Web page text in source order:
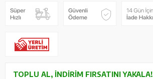
TOPLU AL, İNDIRIM FIRSATINI YAKALA!